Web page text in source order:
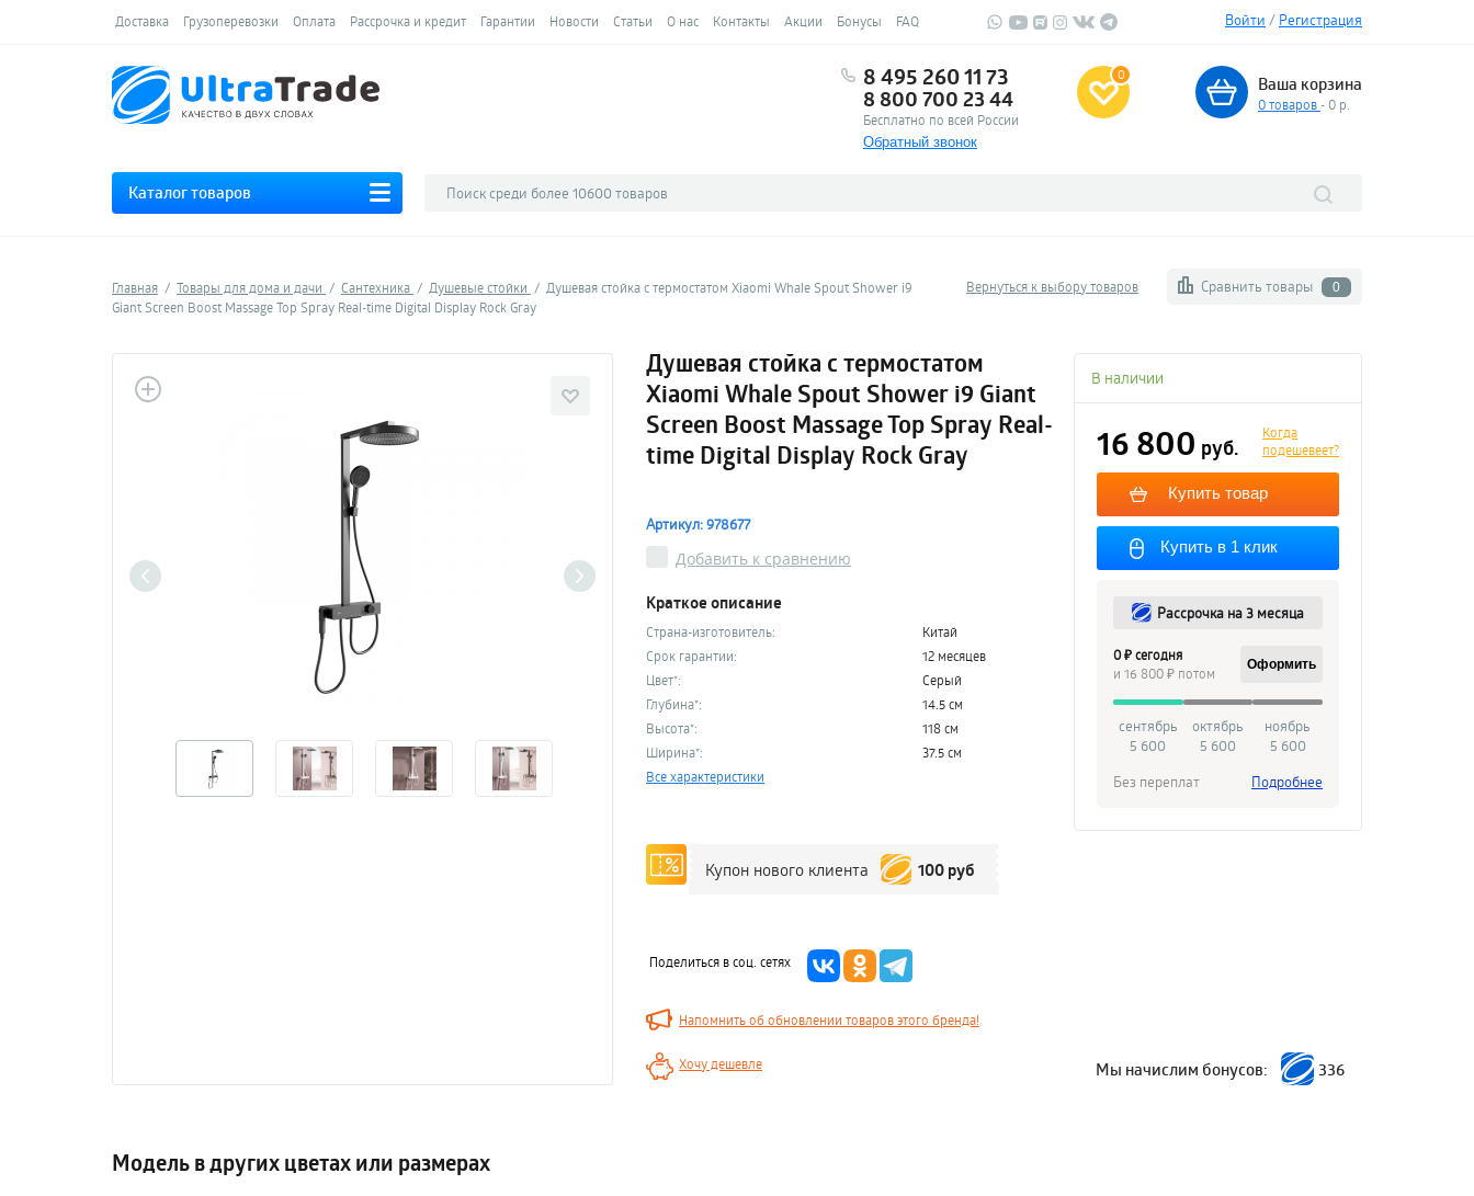
Доставка Грузоперевозки Оплата Рассрочка и кредит Гарантии Новости Статьи О нас Контакты Акции Бонусы FAQ Войти / Регистрация
8 495 260 11 73
8 800 700 23 44
Бесплатно по всей России
Обратный звонок
0 Ваша корзина
0товаров - 0 р.
Каталог товаров
Вернуться к выбору товаров Сравнить товары 0
Главная Товары для дома и дачи Сантехника Душевые стойки
Душевая стойка с термостатом Xiaomi Whale Spout Shower i9
Giant Screen Boost Massage Top Spray Real-time Digital Display Rock Gray
Душевая стойка с термостатом
Xiaomi Whale Spout Shower i9 Giant
Screen Boost Massage Top Spray Real-
time Digital Display Rock Gray
Артикул: 978677
Добавить к сравнению
Краткое описание
Страна-изготовитель:
Китай
Срок гарантии:
12 месяцев
Цвет*:
Серый
Глубина*:
14.5 см
Высота*:
118 см
Ширина*:
37.5 см
Все характеристики
Купон нового клиента 100 руб
Поделиться в соц. сетях
Напомнить об обновлении товаров этого бренда!
Хочу дешевле
В наличии
Когда
подешевеет?
16 800 руб.
Купить товар
Купить в 1 клик
Рассрочка на 3 месяца
0 ₽ сегодня
и 16 800 ₽ потом
Оформить
сентябрь
5 600
октябрь
5 600
ноябрь
5 600
Без переплат
Подробнее
Мы начислим бонусов: 336
Модель в других цветах или размерах